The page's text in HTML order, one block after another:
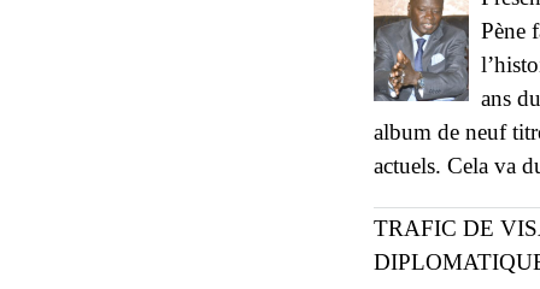
Pène
ans
album de neuf
actuels. Cela va
TRAFIC DE